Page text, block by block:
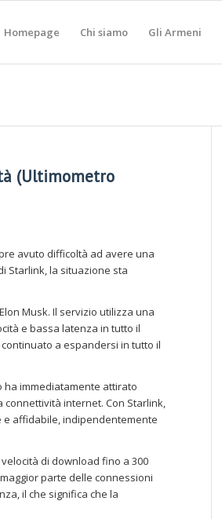
Homepage Chi siamo Gli Armeni
(Ultimometro
avuto difficoltà ad avere una
Starlink, la situazione sta
Musk. Il servizio utilizza una
e bassa latenza in tutto il
a espandersi in tutto il
ha immediatamente attirato
internet. Con Starlink,
affidabile, indipendentemente
di download fino a 300
parte delle connessioni
il che significa che la